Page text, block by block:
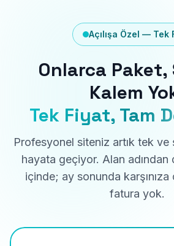
Açılışa Özel — Tek
Onlarca Paket,
Kalem
Tek Fiyat, Tam
Profesyonel siteniz artık tek
hayata geçiyor. Alan
içinde; ay sonunda karşınıza
fatura yok.